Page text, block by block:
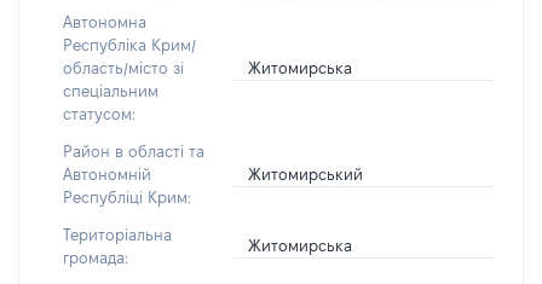
Автономна
Республіка Крим/
область/місто зі
спеціальним
статусом:
Житомирська
Район в області та
Автономній
Республіці Крим:
Житомирський
Територіальна
громада:
Житомирська